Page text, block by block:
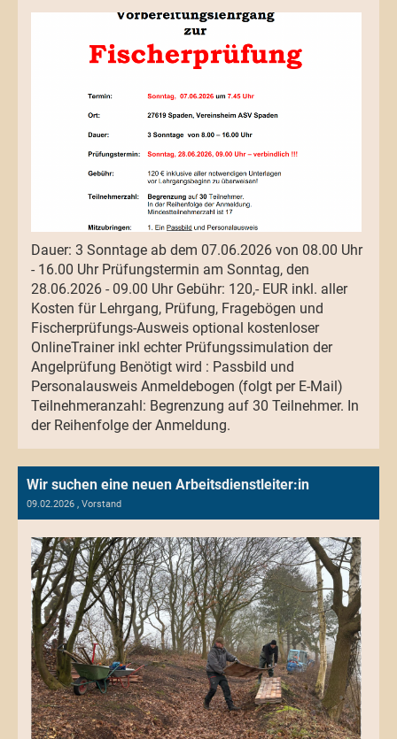
Dauer: 3 Sonntage ab dem 07.06.2026 von 08.00 Uhr
- 16.00 Uhr Prüfungstermin am Sonntag, den
28.06.2026 - 09.00 Uhr Gebühr: 120,- EUR inkl. aller
Kosten für Lehrgang, Prüfung, Fragebögen und
Fischerprüfungs-Ausweis optional kostenloser
OnlineTrainer inkl echter Prüfungssimulation der
Angelprüfung Benötigt wird : Passbild und
Personalausweis Anmeldebogen (folgt per E-Mail)
Teilnehmeranzahl: Begrenzung auf 30 Teilnehmer. In
der Reihenfolge der Anmeldung.
Wir suchen eine neuen Arbeitsdienstleiter:in
09.02.2026 , Vorstand